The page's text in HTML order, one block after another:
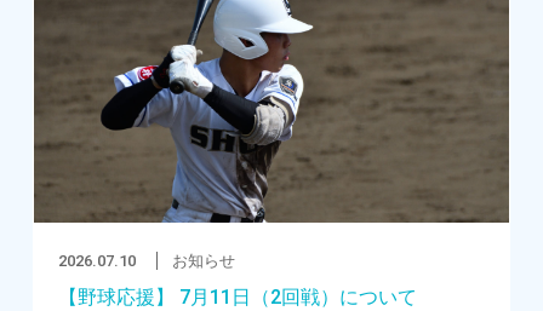
2026.07.10 お知らせ
【野球応援】 7月11日（2回戦）について